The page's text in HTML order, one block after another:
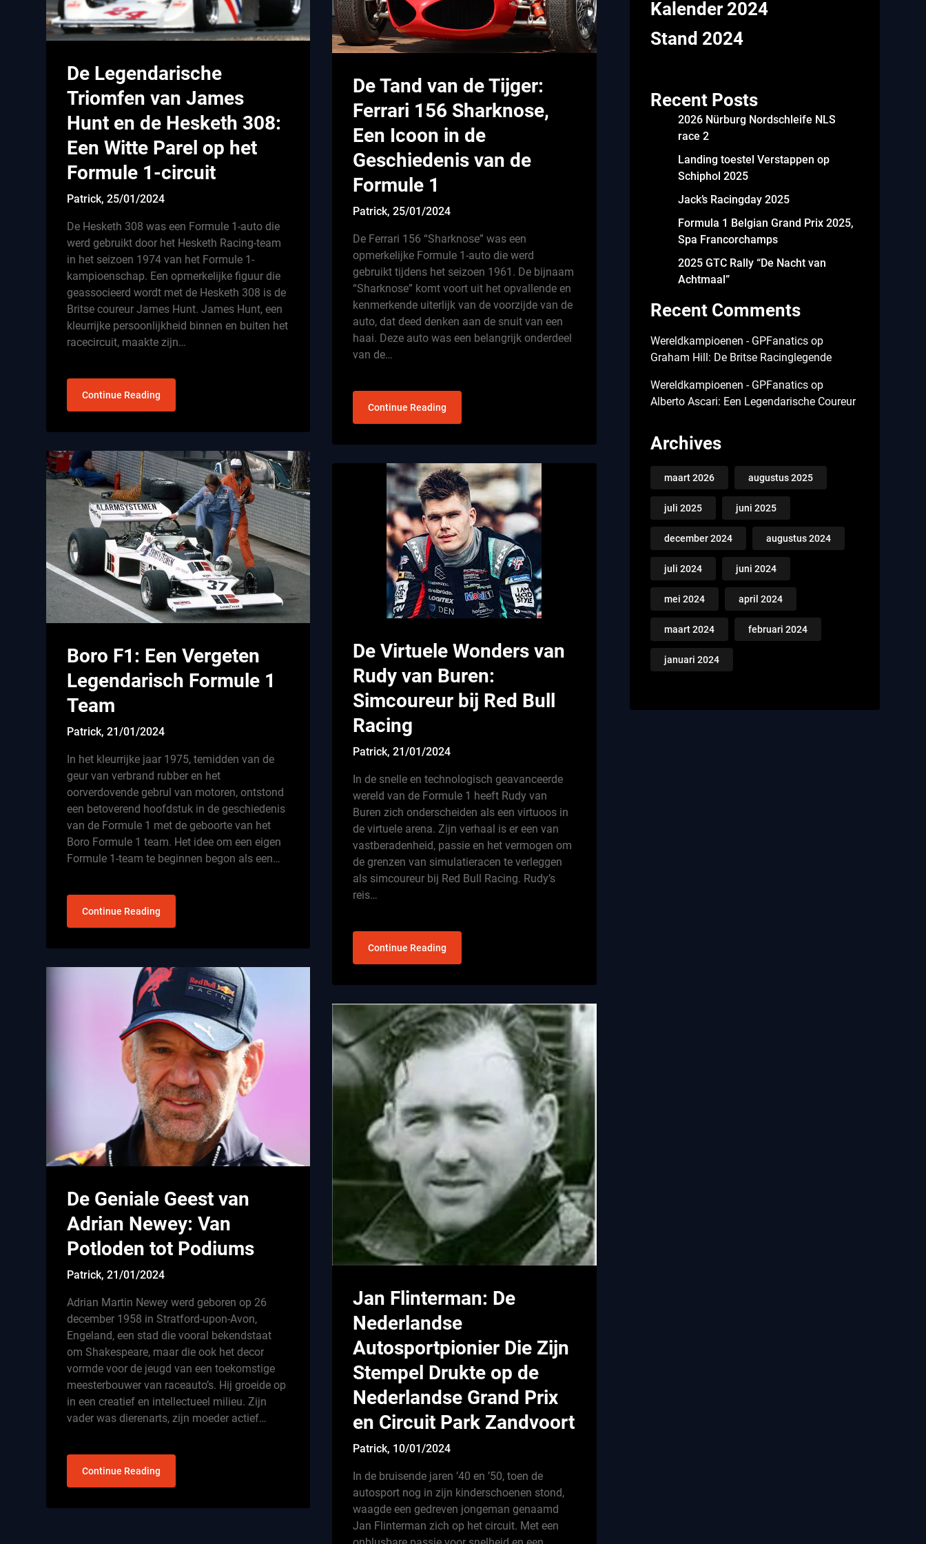
De Legendarische
Triomfen van James
Hunt en de Hesketh 308:
Een Witte Parel op het
Formule 1-circuit
Patrick,25/01/2024
De Hesketh 308 was een Formule 1-auto die
werd gebruikt door het Hesketh Racing-team
in het seizoen 1974 van het Formule 1-
kampioenschap. Een opmerkelijke figuur die
geassocieerd wordt met de Hesketh 308 is de
Britse coureur James Hunt. James Hunt, een
kleurrijke persoonlijkheid binnen en buiten het
racecircuit, maakte zijn…
Continue Reading
Boro F1: Een Vergeten
Legendarisch Formule 1
Team
Patrick,21/01/2024
In het kleurrijke jaar 1975, temidden van de
geur van verbrand rubber en het
oorverdovende gebrul van motoren, ontstond
een betoverend hoofdstuk in de geschiedenis
van de Formule 1 met de geboorte van het
Boro Formule 1 team. Het idee om een eigen
Formule 1-team te beginnen begon als een…
Continue Reading
De Geniale Geest van
Adrian Newey: Van
Potloden tot Podiums
Patrick,21/01/2024
Adrian Martin Newey werd geboren op 26
december 1958 in Stratford-upon-Avon,
Engeland, een stad die vooral bekendstaat
om Shakespeare, maar die ook het decor
vormde voor de jeugd van een toekomstige
meesterbouwer van raceauto’s. Hij groeide op
in een creatief en intellectueel milieu. Zijn
vader was dierenarts, zijn moeder actief…
Continue Reading
De Tand van de Tijger:
Ferrari 156 Sharknose,
Een Icoon in de
Geschiedenis van de
Formule 1
Patrick,25/01/2024
De Ferrari 156 “Sharknose” was een
opmerkelijke Formule 1-auto die werd
gebruikt tijdens het seizoen 1961. De bijnaam
“Sharknose” komt voort uit het opvallende en
kenmerkende uiterlijk van de voorzijde van de
auto, dat deed denken aan de snuit van een
haai. Deze auto was een belangrijk onderdeel
van de…
Continue Reading
De Virtuele Wonders van
Rudy van Buren:
Simcoureur bij Red Bull
Racing
Patrick,21/01/2024
In de snelle en technologisch geavanceerde
wereld van de Formule 1 heeft Rudy van
Buren zich onderscheiden als een virtuoos in
de virtuele arena. Zijn verhaal is er een van
vastberadenheid, passie en het vermogen om
de grenzen van simulatieracen te verleggen
als simcoureur bij Red Bull Racing. Rudy’s
reis…
Continue Reading
Jan Flinterman: De
Nederlandse
Autosportpionier Die Zijn
Stempel Drukte op de
Nederlandse Grand Prix
en Circuit Park Zandvoort
Patrick, 10/01/2024
In de bruisende jaren ’40 en ’50, toen de
autosport nog in zijn kinderschoenen stond,
waagde een gedreven jongeman genaamd
Jan Flinterman zich op het circuit. Met een
Kalender 2024
Stand 2024
Recent Posts
2026 Nürburg Nordschleife NLS
race 2
Landing toestel Verstappen op
Schiphol 2025
Jack’s Racingday 2025
Formula 1 Belgian Grand Prix 2025,
Spa Francorchamps
2025 GTC Rally “De Nacht van
Achtmaal”
Recent Comments
Wereldkampioenen - GPFanaticsop
Graham Hill: De Britse Racinglegende
Wereldkampioenen - GPFanaticsop
Alberto Ascari: Een Legendarische Coureur
Archives
maart 2026 augustus 2025
juli 2025 juni 2025
december 2024 augustus 2024
juli 2024 juni 2024
mei 2024 april 2024
maart 2024 februari 2024
januari 2024